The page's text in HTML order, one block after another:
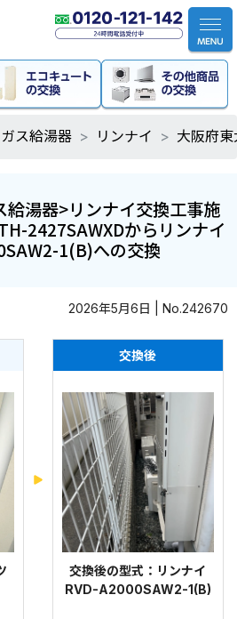
ガス給湯器 リンナイ 大阪府
給湯器>リンナイ交換工事施
2427SAWXDからリンナイ
1(B)への交換
2026年5月6日 | No.242670
交換後
交換後の型式：リンナイ
RVD-A2000SAW2-1(B)